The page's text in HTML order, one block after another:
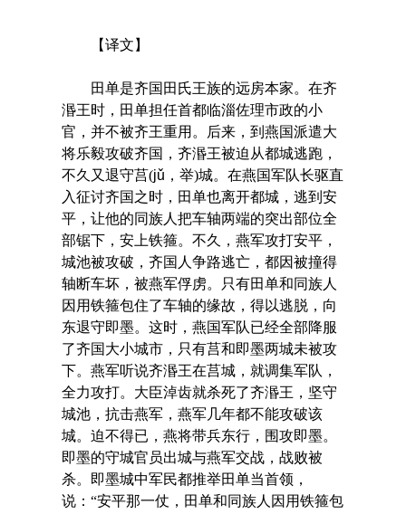
【译文】
田单是齐国田氏王族的远房本家。在齐
湣王时，田单担任首都临淄佐理市政的小
官，并不被齐王重用。后来，到燕国派遣大
将乐毅攻破齐国，齐湣王被迫从都城逃跑，
不久又退守莒(jǔ ，举)城。在燕国军队长驱直
入征讨齐国之时，田单也离开都城，逃到安
平，让他的同族人把车轴两端的突出部位全
部锯下，安上铁箍。不久，燕军攻打安平，
城池被攻破，齐国人争路逃亡，都因被撞得
轴断车坏，被燕军俘虏。只有田单和同族人
因用铁箍包住了车轴的缘故，得以逃脱，向
东退守即墨。这时，燕国军队已经全部降服
了齐国大小城市，只有莒和即墨两城未被攻
下。燕军听说齐湣王在莒城，就调集军队，
全力攻打。大臣淖齿就杀死了齐湣王，坚守
城池，抗击燕军，燕军几年都不能攻破该
城。迫不得已，燕将带兵东行，围攻即墨。
即墨的守城官员出城与燕军交战，战败被
杀。即墨城中军民都推举田单当首领，
说：“安平那一仗，田单和同族人因用铁箍包